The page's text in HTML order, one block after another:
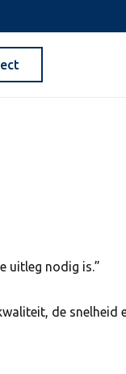
uitleg nodig is.”
de snelheid